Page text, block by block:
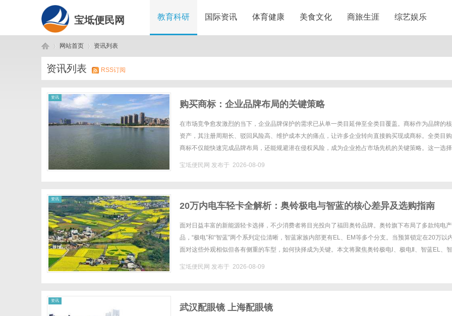
宝坻便民网 教育科研 国际资讯 体育健康 美食文化 商旅生涯 综艺娱乐
宝 ›
网站首页
›
资讯列表
资讯列表 RSS订阅
资讯
购买商标：企业品牌布局的关键策略
在市场竞争愈发激烈的当下，企业品牌保护的需求已从单一类目延伸至全类目覆盖。商标作为品牌的
资产，其注册周期长、驳回风险高、维护成本大的痛点，让许多企业转向直接购买现成商标。全类目
商标不仅能快速完成品牌布局，还能规避潜在侵权风险，成为企业抢占市场先机的关键策略。这一选
宝坻便民网 发布于 2026-08-09
资讯
20万内电车轻卡全解析：奥铃极电与智蓝的核心差异及选购指南
面对日益丰富的新能源轻卡选择，不少消费者将目光投向了福田奥铃品牌。奥铃旗下布局了多款纯电产
品，“极电”和“智蓝”两个系列定位清晰，智蓝家族内部更有EL、EM等多个分支。当预算锁定在20万以
面对这些外观相似但各有侧重的车型，如何抉择成为关键。本文将聚焦奥铃极电Ⅰ、极电Ⅱ、智蓝EL、
宝坻便民网 发布于 2026-08-09
资讯
武汉配眼镜 上海配眼镜